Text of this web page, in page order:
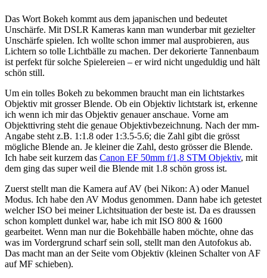
Das Wort Bokeh kommt aus dem japanischen und bedeutet
Unschärfe. Mit DSLR Kameras kann man wunderbar mit gezielter
Unschärfe spielen. Ich wollte schon immer mal ausprobieren, aus
Lichtern so tolle Lichtbälle zu machen. Der dekorierte Tannenbaum
ist perfekt für solche Spielereien – er wird nicht ungeduldig und hält
schön still.
Um ein tolles Bokeh zu bekommen braucht man ein lichtstarkes
Objektiv mit grosser Blende. Ob ein Objektiv lichtstark ist, erkenne
ich wenn ich mir das Objektiv genauer anschaue. Vorne am
Objekttivring steht die genaue Objektivbezeichnung. Nach der mm-
Angabe steht z.B. 1:1.8 oder 1:3.5-5.6; die Zahl gibt die grösst
mögliche Blende an. Je kleiner die Zahl, desto grösser die Blende.
Ich habe seit kurzem das Canon EF 50mm f/1,8 STM Objektiv, mit
dem ging das super weil die Blende mit 1.8 schön gross ist.
Zuerst stellt man die Kamera auf AV (bei Nikon: A) oder Manuel
Modus. Ich habe den AV Modus genommen. Dann habe ich getestet
welcher ISO bei meiner Lichtsituation der beste ist. Da es draussen
schon komplett dunkel war, habe ich mit ISO 800 & 1600
gearbeitet. Wenn man nur die Bokehbälle haben möchte, ohne das
was im Vordergrund scharf sein soll, stellt man den Autofokus ab.
Das macht man an der Seite vom Objektiv (kleinen Schalter von AF
auf MF schieben).